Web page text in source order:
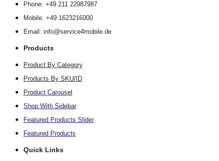
Phone: +49 211 22987987
Mobile: +49 1623216000
Email: info@service4mobile.de
Products
Product By Category
Products By SKU/ID
Product Carousel
Shop With Sidebar
Featured Products Slider
Featured Products
Quick Links